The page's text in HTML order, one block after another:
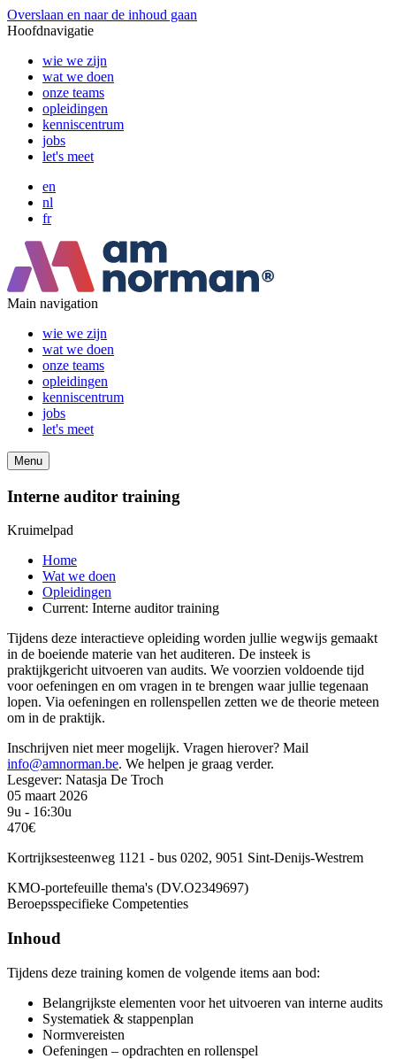
Overslaan en naar de inhoud gaan
Hoofdnavigatie
wie we zijn
wat we doen
onze teams
opleidingen
kenniscentrum
jobs
let's meet
en
nl
fr
Main navigation
wie we zijn
wat we doen
onze teams
opleidingen
kenniscentrum
jobs
let's meet
Menu
Interne auditor training
Kruimelpad
Home
Wat we doen
Opleidingen
Current: Interne auditor training
Tijdens deze interactieve opleiding worden jullie wegwijs gemaakt
in de boeiende materie van het auditeren. De insteek is
praktijkgericht uitvoeren van audits. We voorzien voldoende tijd
voor oefeningen en om vragen in te brengen waar jullie tegenaan
lopen. Via oefeningen en rollenspellen zetten we de theorie meteen
om in de praktijk.
Inschrijven niet meer mogelijk. Vragen hierover? Mail
info@amnorman.be. We helpen je graag verder.
Lesgever: Natasja De Troch
05 maart 2026
9u - 16:30u
470€
Kortrijksesteenweg 1121 - bus 0202, 9051 Sint-Denijs-Westrem
KMO-portefeuille thema's (DV.O2349697)
Beroepsspecifieke Competenties
Inhoud
Tijdens deze training komen de volgende items aan bod:
Belangrijkste elementen voor het uitvoeren van interne audits
Systematiek & stappenplan
Normvereisten
Oefeningen – opdrachten en rollenspel